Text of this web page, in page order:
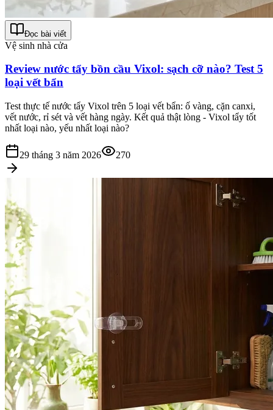
Đọc bài viết
Vệ sinh nhà cửa
Review nước tẩy bồn cầu Vixol: sạch cỡ nào? Test 5
loại vết bẩn
Test thực tế nước tẩy Vixol trên 5 loại vết bẩn: ố vàng, cặn canxi,
vết nước, rỉ sét và vết hàng ngày. Kết quả thật lòng - Vixol tẩy tốt
nhất loại nào, yếu nhất loại nào?
29 tháng 3 năm 2026 270